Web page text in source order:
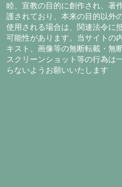
睦、宣教の目的に創作され、著
護されており、本来の目的以外
使用される場合は、関連法令に
可能性があります。当サイトの
キスト、画像等の無断転載・無
スクリーンショット等の行為は
らないようお願いいたします